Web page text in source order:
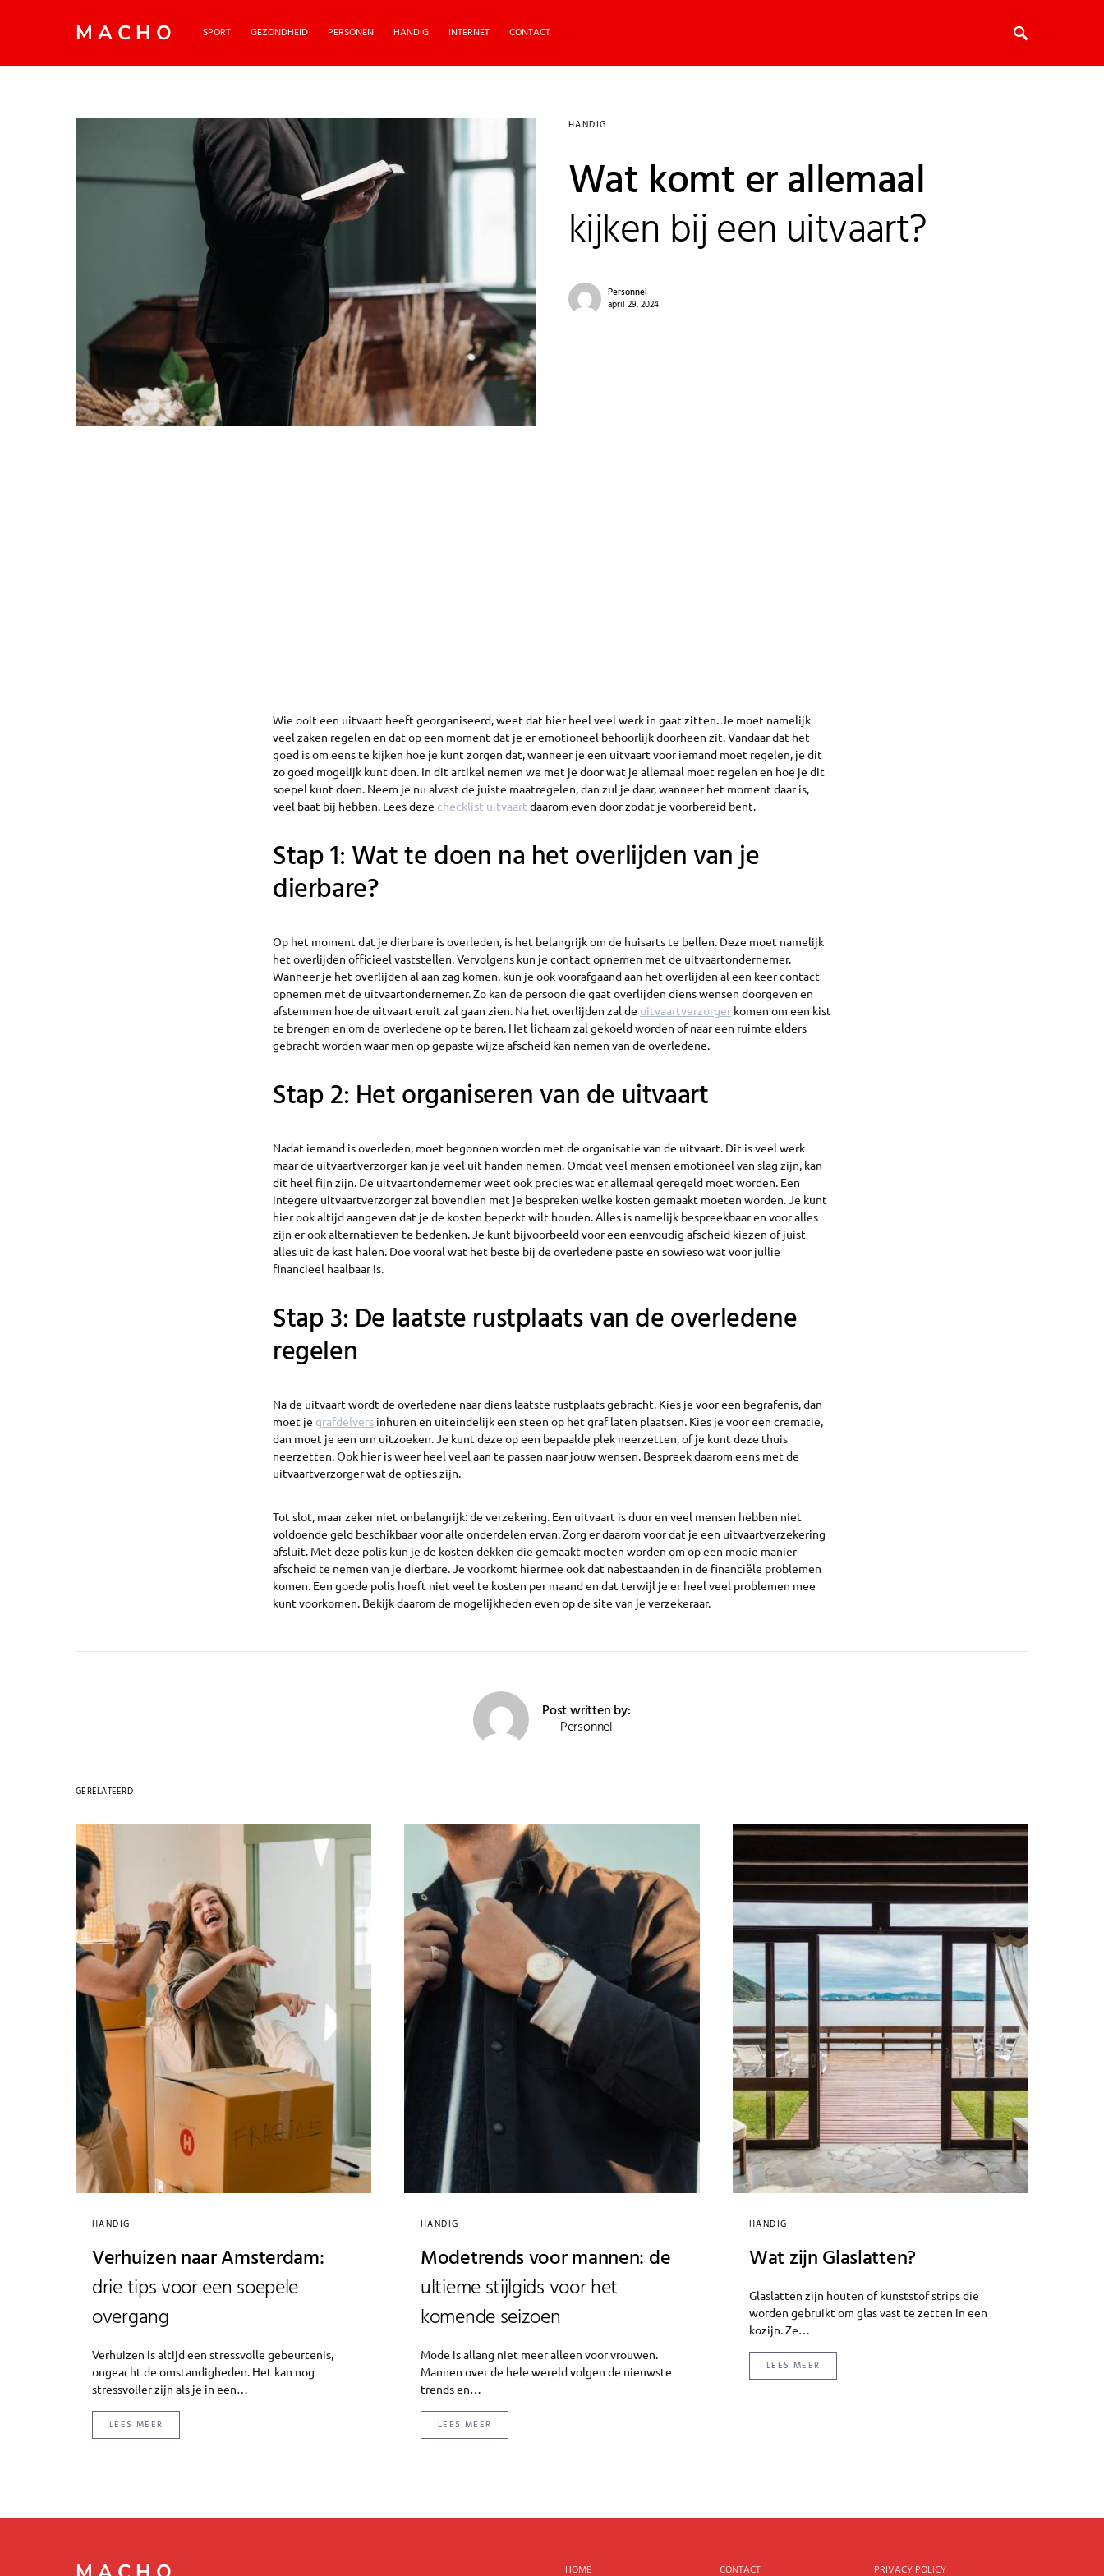
MACHO SPORT GEZONDHEID PERSONEN HANDIG INTERNET CONTACT
HANDIG
Wat komt er allemaal
kijken bij een uitvaart?
Personnel
april 29, 2024
Wie ooit een uitvaart heeft georganiseerd, weet dat hier heel veel werk in gaat zitten. Je moet namelijk
veel zaken regelen en dat op een moment dat je er emotioneel behoorlijk doorheen zit. Vandaar dat het
goed is om eens te kijken hoe je kunt zorgen dat, wanneer je een uitvaart voor iemand moet regelen, je dit
zo goed mogelijk kunt doen. In dit artikel nemen we met je door wat je allemaal moet regelen en hoe je dit
soepel kunt doen. Neem je nu alvast de juiste maatregelen, dan zul je daar, wanneer het moment daar is,
veel baat bij hebben. Lees deze checklist uitvaart daarom even door zodat je voorbereid bent.
Stap 1: Wat te doen na het overlijden van je
dierbare?
Op het moment dat je dierbare is overleden, is het belangrijk om de huisarts te bellen. Deze moet namelijk
het overlijden officieel vaststellen. Vervolgens kun je contact opnemen met de uitvaartondernemer.
Wanneer je het overlijden al aan zag komen, kun je ook voorafgaand aan het overlijden al een keer contact
opnemen met de uitvaartondernemer. Zo kan de persoon die gaat overlijden diens wensen doorgeven en
afstemmen hoe de uitvaart eruit zal gaan zien. Na het overlijden zal de uitvaartverzorger komen om een kist
te brengen en om de overledene op te baren. Het lichaam zal gekoeld worden of naar een ruimte elders
gebracht worden waar men op gepaste wijze afscheid kan nemen van de overledene.
Stap 2: Het organiseren van de uitvaart
Nadat iemand is overleden, moet begonnen worden met de organisatie van de uitvaart. Dit is veel werk
maar de uitvaartverzorger kan je veel uit handen nemen. Omdat veel mensen emotioneel van slag zijn, kan
dit heel fijn zijn. De uitvaartondernemer weet ook precies wat er allemaal geregeld moet worden. Een
integere uitvaartverzorger zal bovendien met je bespreken welke kosten gemaakt moeten worden. Je kunt
hier ook altijd aangeven dat je de kosten beperkt wilt houden. Alles is namelijk bespreekbaar en voor alles
zijn er ook alternatieven te bedenken. Je kunt bijvoorbeeld voor een eenvoudig afscheid kiezen of juist
alles uit de kast halen. Doe vooral wat het beste bij de overledene paste en sowieso wat voor jullie
financieel haalbaar is.
Stap 3: De laatste rustplaats van de overledene
regelen
Na de uitvaart wordt de overledene naar diens laatste rustplaats gebracht. Kies je voor een begrafenis, dan
moet je grafdelvers inhuren en uiteindelijk een steen op het graf laten plaatsen. Kies je voor een crematie,
dan moet je een urn uitzoeken. Je kunt deze op een bepaalde plek neerzetten, of je kunt deze thuis
neerzetten. Ook hier is weer heel veel aan te passen naar jouw wensen. Bespreek daarom eens met de
uitvaartverzorger wat de opties zijn.
Tot slot, maar zeker niet onbelangrijk: de verzekering. Een uitvaart is duur en veel mensen hebben niet
voldoende geld beschikbaar voor alle onderdelen ervan. Zorg er daarom voor dat je een uitvaartverzekering
afsluit. Met deze polis kun je de kosten dekken die gemaakt moeten worden om op een mooie manier
afscheid te nemen van je dierbare. Je voorkomt hiermee ook dat nabestaanden in de financiële problemen
komen. Een goede polis hoeft niet veel te kosten per maand en dat terwijl je er heel veel problemen mee
kunt voorkomen. Bekijk daarom de mogelijkheden even op de site van je verzekeraar.
Post written by:
Personnel
GERELATEERD
HANDIG
Verhuizen naar Amsterdam:
drie tips voor een soepele
overgang
Verhuizen is altijd een stressvolle gebeurtenis,
ongeacht de omstandigheden. Het kan nog
stressvoller zijn als je in een…
LEES MEER
HANDIG
Modetrends voor mannen: de
ultieme stijlgids voor het
komende seizoen
Mode is allang niet meer alleen voor vrouwen.
Mannen over de hele wereld volgen de nieuwste
trends en…
LEES MEER
HANDIG
Wat zijn Glaslatten?
Glaslatten zijn houten of kunststof strips die
worden gebruikt om glas vast te zetten in een
kozijn. Ze…
LEES MEER
HOME CONTACT PRIVACY POLICY